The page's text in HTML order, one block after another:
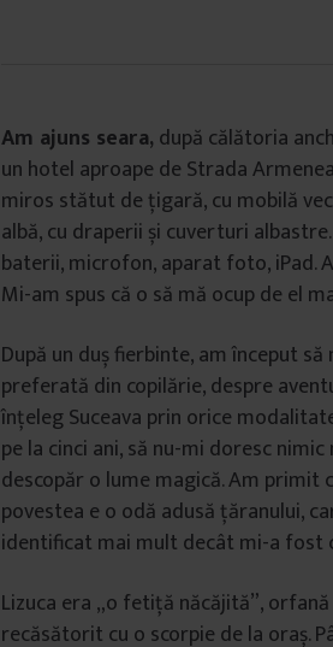
Am ajuns seara, după călătoria
un hotel aproape de Strada
miros stătut de țigară, cu mobilă
albă, cu draperii și cuverturi
baterii, microfon, aparat foto, iPad.
Mi-am spus că o să mă ocup de el
După un duș fierbinte, am început
preferată din copilărie, despre
înțeleg Suceava prin orice
pe la cinci ani, să nu-mi doresc
descopăr o lume magică. Am primit
povestea e o odă adusă țăranului,
identificat mai mult decât mi-a fost
Lizuca era „o fetiță năcăjită”,
recăsătorit cu o scorpie de la oraș.